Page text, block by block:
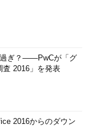
過ぎ？――PwCが「グ
査 2016」を発表
2016からのダウン